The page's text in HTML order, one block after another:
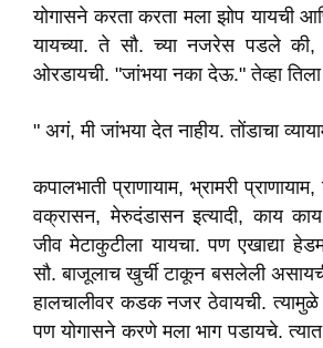
योगासने करता करता मला झोप यायची
यायच्या. ते सौ. च्या नजरेस पडले की,
ओरडायची. "जांभया नका देऊ." तेव्हा तिला
" अगं, मी जांभया देत नाहीय. तोंडाचा
कपालभाती प्राणायाम, भ्रामरी
वक्रासन, मेरुदंडासन इत्यादी, काय
जीव मेटाकुटीला यायचा. पण एखाद्या
सौ. बाजूलाच खुर्ची टाकून बसलेली
हालचालीवर कडक नजर ठेवायची. त्यामुळे
पण योगासने करणे मला भाग पडायचे. त्यात